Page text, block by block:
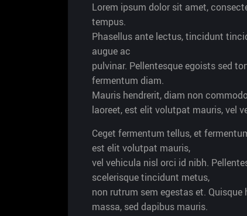
Lorem ipsum dolor sit amet,
tempus.
Phasellus ante lectus, tincidunt
augue ac
pulvinar. Pellentesque egoists sed
fermentum diam.
Mauris hendrerit, diam non
laoreet, est elit volutpat mauris, vel
Ceget fermentum tellus, et
est elit volutpat mauris,
vel vehicula nisl orci id nibh.
scelerisque tincidunt metus,
non rutrum sem egestas et.
massa, sed dapibus mauris.